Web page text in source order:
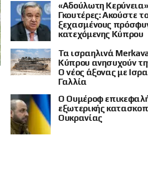
«Αδούλωτη
Γκουτέρες: Ακούστε
ξεχασμένους
κατεχόμενης Κύπρου
Τα ισραηλινά
Κύπρου ανησυχούν
Ο νέος άξονας με
Γαλλία
Ο Ουμέροφ
εξωτερικής
Ουκρανίας